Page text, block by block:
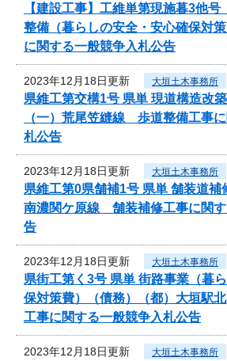
【建設工事】工維単第現施暮3他
整備（暮らしの安全・安心確保対
に関する一般競争入札公告
2023年12月18日更新 大垣土木事務所
県維工第交構1号 県単 現道構造改
（一）荒尾笠縫線 歩道整備工事
札公告
2023年12月18日更新 大垣土木事務所
県維工第0県舗補1号 県単 舗装道補
南濃関ケ原線 舗装補修工事に関
告
2023年12月18日更新 大垣土木事務所
県街工第く3号 県単 街路事業（暮
保対策費）（債務）（都）大垣駅
工事に関する一般競争入札公告
2023年12月18日更新 大垣土木事務所